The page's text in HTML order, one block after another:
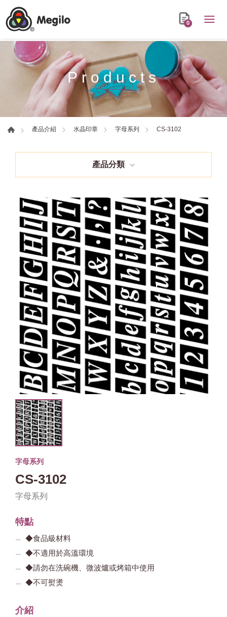
0
Products
產品介紹 水晶印章 字母系列 CS-3102
產品分類
字母系列
CS-3102
字母系列
特點
◆食品級材料
◆不適用於高溫環境
◆請勿在洗碗機、微波爐或烤箱中使用
◆不可熨燙
介紹